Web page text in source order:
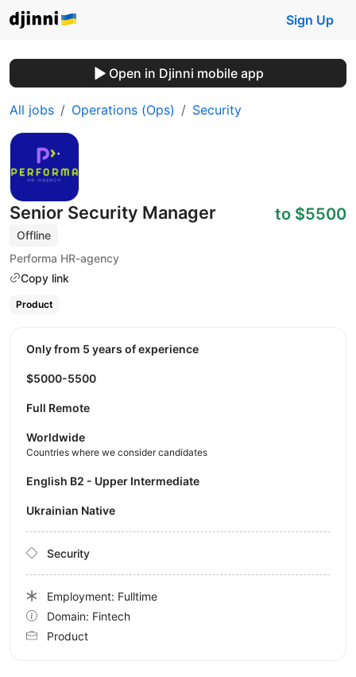
Sign Up
Open in Djinni mobile app
All jobs Operations (Ops) Security
Senior Security Manager
Offline
Performa HR-agency
Copy link
to $5500
Product
Only from 5 years of experience
$5000-5500
Full Remote
Worldwide
Countries where we consider candidates
English B2 - Upper Intermediate
Ukrainian Native
Security
Employment: Fulltime
Domain: Fintech
Product